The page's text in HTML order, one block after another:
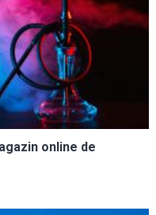
online de